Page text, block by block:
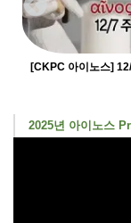
[CKPC 아이노스]
2025년 아이노스